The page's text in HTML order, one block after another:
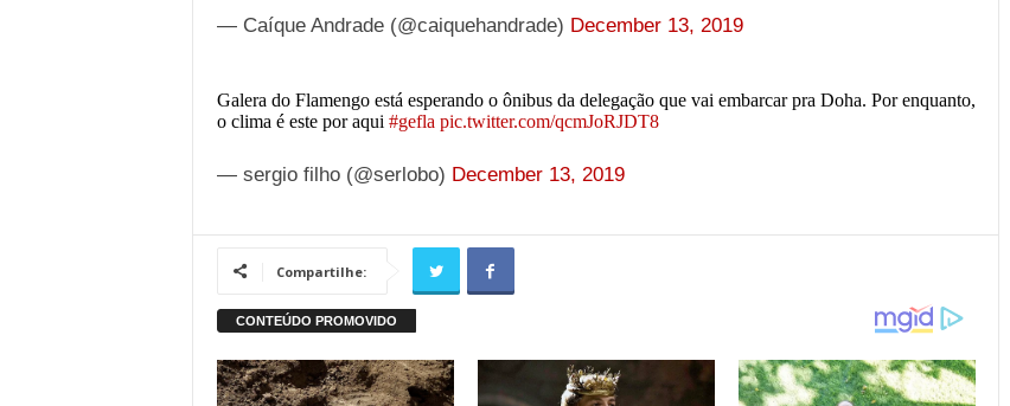
— Caíque Andrade (@caiquehandrade) December 13, 2019
Galera do Flamengo está esperando o ônibus da delegação que vai embarcar pra Doha. Por enquanto,
o clima é este por aqui #gefla pic.twitter.com/qcmJoRJDT8
— sergio filho (@serlobo) December 13, 2019
Compartilhe: